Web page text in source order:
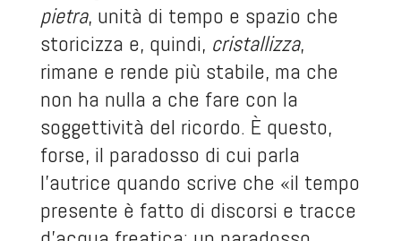
pietra, unità di tempo e spazio che
storicizza e, quindi, cristallizza,
rimane e rende più stabile, ma che
non ha nulla a che fare con la
soggettività del ricordo. È questo,
forse, il paradosso di cui parla
l’autrice quando scrive che «il tempo
presente è fatto di discorsi e tracce